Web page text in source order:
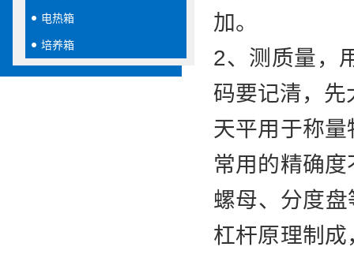
电热箱
培养箱
加。
2、测质量，
码要记清，
天平用于称
常用的精确
螺母、分度
杠杆原理制